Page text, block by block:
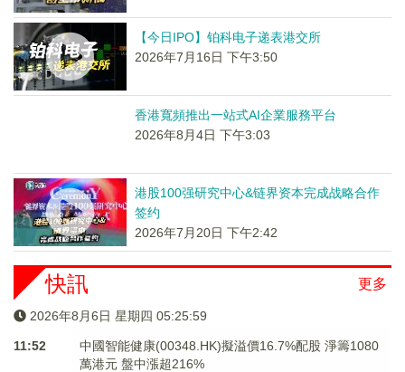
【今日IPO】铂科电子递表港交所
2026年7月16日 下午3:50
香港寬頻推出一站式AI企業服務平台
2026年8月4日 下午3:03
港股100强研究中心&链界资本完成战略合作
签约
2026年7月20日 下午2:42
更多
快訊
2026年8月6日 星期四 05:26:00
11:52
中國智能健康(00348.HK)擬溢價16.7%配股 淨籌1080
萬港元 ​​​​​​​盤中漲超216%